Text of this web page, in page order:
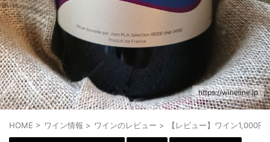
https://wineline.jp
HOME > ワイン情報 > ワインのレビュー > 【レビュー】ワイン1,000円